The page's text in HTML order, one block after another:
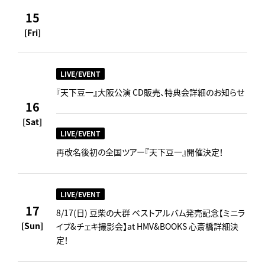
15
[Fri]
16
[Sat]
LIVE/EVENT
『天下豆一』大阪公演 CD販売、特典会詳細のお知らせ
LIVE/EVENT
再改名後初の全国ツアー『天下豆一』開催決定！
17
[Sun]
LIVE/EVENT
8/17(日) 豆柴の大群 ベストアルバム発売記念【ミニラ
イブ&チェキ撮影会】at HMV&BOOKS 心斎橋詳細決
定！